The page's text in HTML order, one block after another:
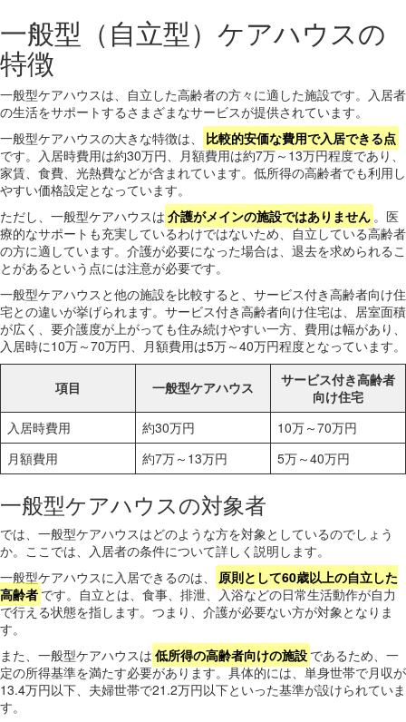
一般型（自立型）ケアハウスの
特徴
一般型ケアハウスは、自立した高齢者の方々に適した施設です。入居者
の生活をサポートするさまざまなサービスが提供されています。
一般型ケアハウスの大きな特徴は、
比較的安価な費用で入居できる点
です。入居時費用は約30万円、月額費用は約7万～13万円程度であり、
家賃、食費、光熱費などが含まれています。低所得の高齢者でも利用し
やすい価格設定となっています。
ただし、一般型ケアハウスは 介護がメインの施設ではありません 。医
療的なサポートも充実しているわけではないため、自立している高齢者
の方に適しています。介護が必要になった場合は、退去を求められるこ
とがあるという点には注意が必要です。
一般型ケアハウスと他の施設を比較すると、サービス付き高齢者向け住
宅との違いが挙げられます。サービス付き高齢者向け住宅は、居室面積
が広く、要介護度が上がっても住み続けやすい一方、費用は幅があり、
入居時に10万～70万円、月額費用は5万～40万円程度となっています。
項目 一般型ケアハウス
サービス付き高齢者
向け住宅
入居時費用
約30万円
10万～70万円
月額費用
約7万～13万円 5万～40万円
一般型ケアハウスの対象者
では、一般型ケアハウスはどのような方を対象としているのでしょう
か。ここでは、入居者の条件について詳しく説明します。
一般型ケアハウスに入居できるのは、
原則として60歳以上の自立した
高齢者 です。自立とは、食事、排泄、入浴などの日常生活動作が自力
で行える状態を指します。つまり、介護が必要ない方が対象となりま
す。
また、一般型ケアハウスは 低所得の高齢者向けの施設 であるため、一
定の所得基準を満たす必要があります。具体的には、単身世帯で月収が
13.4万円以下、夫婦世帯で21.2万円以下といった基準が設けられていま
す。